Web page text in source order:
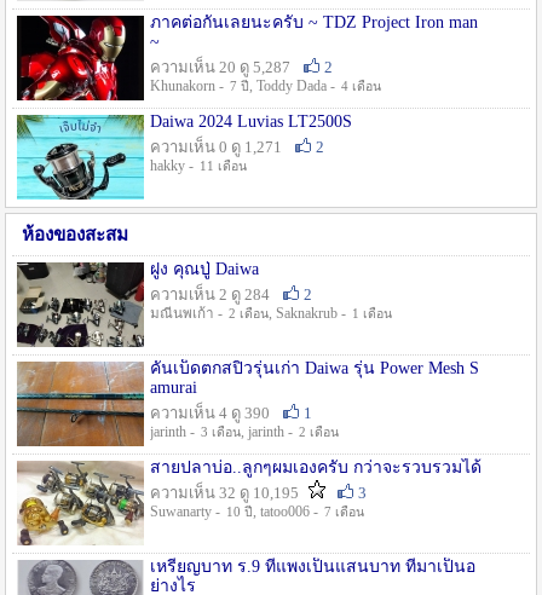
ภาคต่อกันเลยนะครับ ~ TDZ Project Iron man
~
ความเห็น 20 ดู 5,287
2
Khunakorn - 7 ปี , Toddy Dada - 4 เดือน
Daiwa 2024 Luvias LT2500S
ความเห็น 0 ดู 1,271
2
hakky - 11 เดือน
ห้องของสะสม
ฝูง คุณปู่ Daiwa
ความเห็น 2 ดู 284
2
มณีนพเก้า - 2 เดือน, Saknakrub - 1 เดือน
คันเบ็ดตกสปิ๋วรุ่นเก่า Daiwa รุ่น Power Mesh S
amurai
ความเห็น 4 ดู 390
1
jarinth - 3 เดือน, jarinth - 2 เดือน
สายปลาบ่อ..ลูกๆผมเองครับ กว่าจะรวบรวมได้
ความเห็น 32 ดู 10,195
3
Suwanarty - 10 ปี , tatoo006 - 7 เดือน
เหรียญบาท ร.9 ที่แพงเป็นแสนบาท ที่มาเป็นอ
ย่างไร